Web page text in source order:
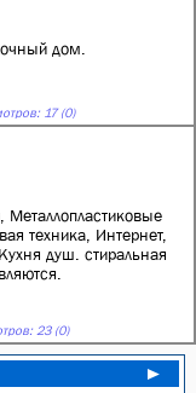
дом.
17 (0)
техника, Интернет,
душ. стиральная
23 (0)
►